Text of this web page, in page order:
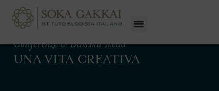
Conferenze di Daisaku Ikeda
UNA VITA CREATIVA